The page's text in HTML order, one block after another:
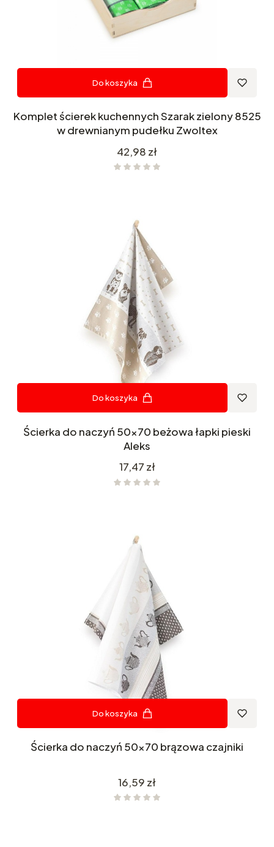
Do koszyka
Komplet ścierek kuchennych Szarak zielony 8525
w drewnianym pudełku Zwoltex
Cena
42,98 zł
Do koszyka
Ścierka do naczyń 50x70 beżowa łapki pieski
Aleks
Cena
17,47 zł
Do koszyka
Ścierka do naczyń 50x70 brązowa czajniki
Cena
16,59 zł